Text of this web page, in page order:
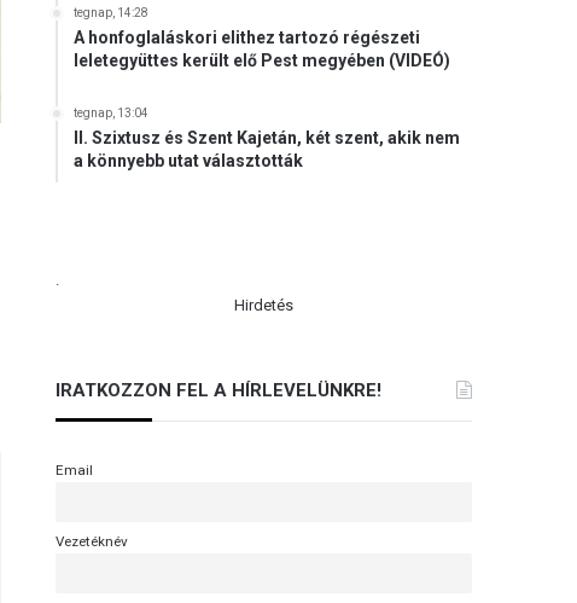
tegnap, 14:28
A honfoglaláskori elithez tartozó régészeti
leletegyüttes került elő Pest megyében (VIDEÓ)
tegnap, 13:04
II. Szixtusz és Szent Kajetán, két szent, akik nem
a könnyebb utat választották
.
Hirdetés
IRATKOZZON FEL A HÍRLEVELÜNKRE!
Email
Vezetéknév